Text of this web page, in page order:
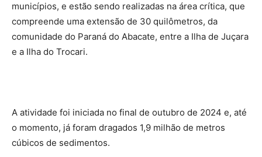
municípios, e estão sendo realizadas na área crítica, que
compreende uma extensão de 30 quilômetros, da
comunidade do Paraná do Abacate, entre a Ilha de Juçara
e a Ilha do Trocari.
A atividade foi iniciada no final de outubro de 2024 e, até
o momento, já foram dragados 1,9 milhão de metros
cúbicos de sedimentos.